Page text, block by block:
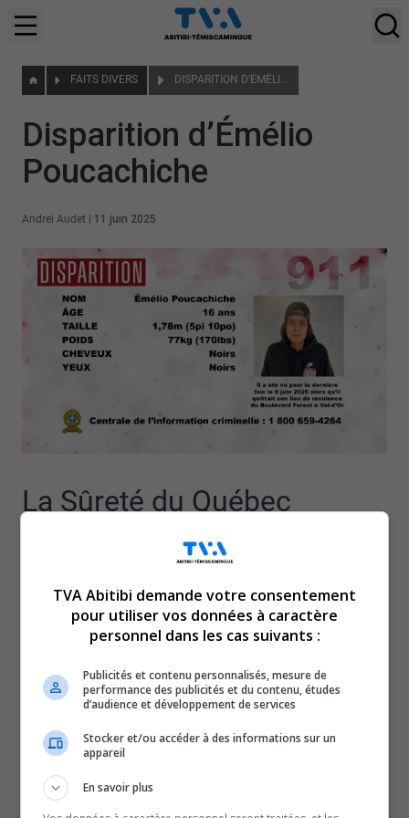
FAITS DIVERS DISPARITION D’ÉMÉLIO POUCACHICHE
Disparition d’Émélio
Poucachiche
Andrei Audet 11 juin 2025
La Sûreté du Québec
demande l’aide du public
pour retrouver un
adolescent de 16 ans, de
Val-d’Or.
Émélio Poucachiche a été vu la dernière fois, vendredi
boulevard Forest.
TVA Abitibi demande votre consentement
pour utiliser vos données à caractère
personnel dans les cas suivants :
Publicités et contenu personnalisés, mesure de
performance des publicités et du contenu, études
d’audience et développement de services
Stocker et/ou accéder à des informations sur un
appareil
En savoir plus